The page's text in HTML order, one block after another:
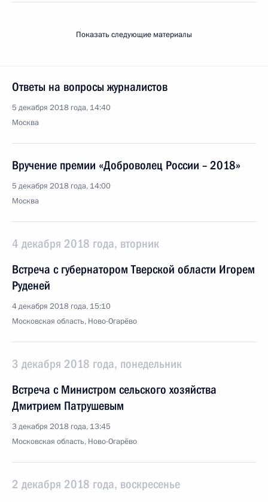
Показать следующие материалы
Ответы на вопросы журналистов
5 декабря 2018 года, 14:40
Москва
Вручение премии «Доброволец России – 2018»
5 декабря 2018 года, 14:00
Москва
4 декабря 2018 года, вторник
Встреча с губернатором Тверской области Игорем
Руденей
4 декабря 2018 года, 15:10
Московская область, Ново-Огарёво
3 декабря 2018 года, понедельник
Встреча с Министром сельского хозяйства
Дмитрием Патрушевым
3 декабря 2018 года, 13:45
Московская область, Ново-Огарёво
2 декабря 2018 года, воскресенье